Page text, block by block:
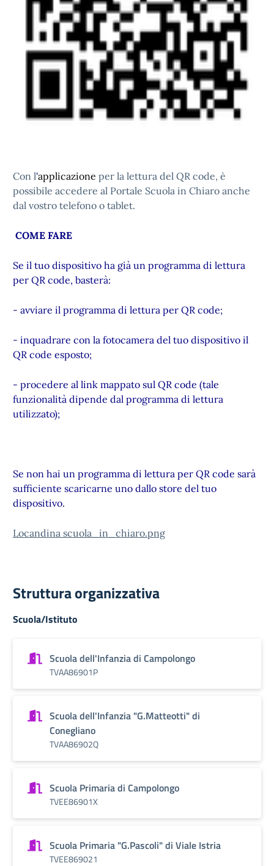
Con l'applicazione per la lettura del QR code, è
possibile accedere al Portale Scuola in Chiaro anche
dal vostro telefono o tablet.
COME FARE
Se il tuo dispositivo ha già un programma di lettura
per QR code, basterà:
- avviare il programma di lettura per QR code;
- inquadrare con la fotocamera del tuo dispositivo il
QR code esposto;
- procedere al link mappato sul QR code (tale
funzionalità dipende dal programma di lettura
utilizzato);
Se non hai un programma di lettura per QR code sarà
sufficiente scaricarne uno dallo store del tuo
dispositivo.
Locandina scuola_in_chiaro.png
Struttura organizzativa
Scuola/Istituto
Scuola dell'Infanzia di Campolongo
TVAA86901P
Scuola dell'Infanzia "G.Matteotti" di
Conegliano
TVAA86902Q
Scuola Primaria di Campolongo
TVEE86901X
Scuola Primaria "G.Pascoli" di Viale Istria
TVEE869021